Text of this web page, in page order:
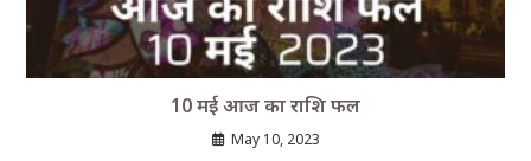
10 मई आज का राशि फल
May 10, 2023